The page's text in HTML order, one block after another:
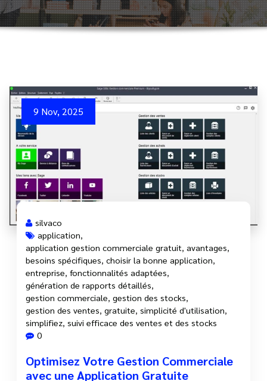
9 Nov, 2025
silvaco
application
application gestion commerciale gratuit avantages
besoins spécifiques choisir la bonne application
entreprise fonctionnalités adaptées
génération de rapports détaillés
gestion commerciale gestion des stocks
gestion des ventes gratuite simplicité d'utilisation
simplifiez suivi efficace des ventes et des stocks
0
Optimisez Votre Gestion Commerciale
avec une Application Gratuite